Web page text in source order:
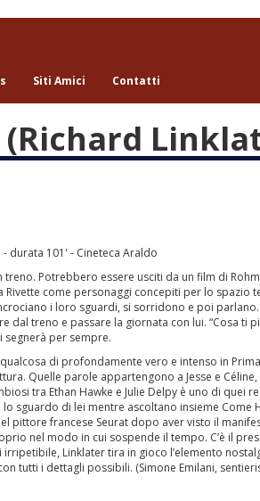
Siti Amici Contatti
(Richard
- durata 101' - Cineteca Araldo
treno. Potrebbero essere usciti da un film di
come personaggi concepiti per lo spazio
i loro sguardi, si sorridono e poi
dal treno e passare la giornata con lui. “Cosa ti
segnerà per sempre.
di profondamente vero e intenso in
Quelle parole appartengono a Jesse e
tra Ethan Hawke e Julie Delpy è uno di quei
sguardo di lei mentre ascoltano insieme Come
pittore francese Seurat dopo aver visto il
nel modo in cui sospende il tempo. C’è il
Linklater tira in gioco l’elemento
tutti i dettagli possibili. (Simone Emilani,